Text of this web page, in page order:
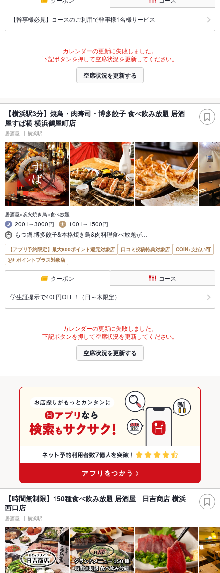
【幹事様必見】コースのご利用で幹事様1名様サービス
カレンダーの更新に失敗しました。
下記ボタンを押して空席状況を更新してください。
空席状況を更新する
【横浜駅3分】焼鳥・肉寿司・博多餃子 食べ飲み放題 居酒
屋すば横 横浜鶴屋町店
居酒屋 横浜駅
居酒屋×炭火焼き鳥×食べ放題
2001～3000円
1001～1500円
もつ鍋.博多餃子&本格焼き鳥&肉料理食べ放題が…
【アプリ予約限定】最大800ポイント還元対象店 口コミ投稿特典対象店
COIN+支払い可
ポイントプラス対象店
クーポン コース
学生証提示で400円OFF！（日～木限定）
カレンダーの更新に失敗しました。
下記ボタンを押して空席状況を更新してください。
空席状況を更新する
【時間無制限】150種食べ飲み放題 居酒屋 日吉商店 横浜
西口店
居酒屋 横浜駅